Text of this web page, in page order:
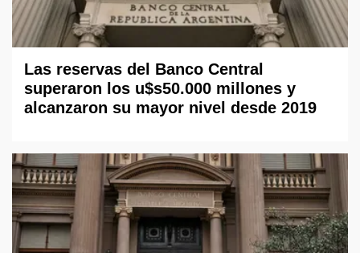
Las reservas del Banco Central
superaron los u$s50.000 millones y
alcanzaron su mayor nivel desde 2019